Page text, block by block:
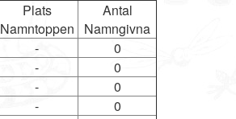
Plats
Namntoppen
Antal
Namngivna
-
0
-
0
-
0
-
0